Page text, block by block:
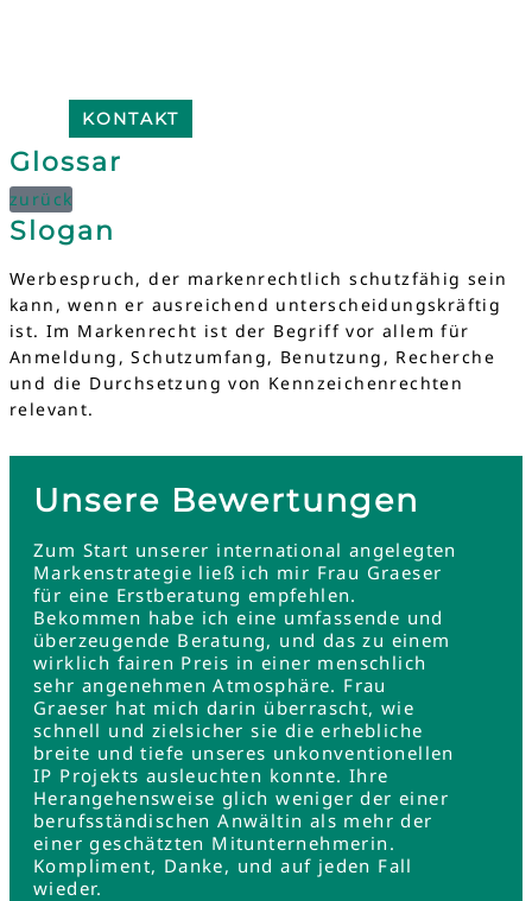
KONTAKT
Glossar
zurück
Slogan
Werbespruch, der markenrechtlich schutzfähig sein
kann, wenn er ausreichend unterscheidungskräftig
ist. Im Markenrecht ist der Begriff vor allem für
Anmeldung, Schutzumfang, Benutzung, Recherche
und die Durchsetzung von Kennzeichenrechten
relevant.
Unsere Bewertungen
Zum Start unserer international angelegten
Markenstrategie ließ ich mir Frau Graeser
für eine Erstberatung empfehlen.
Bekommen habe ich eine umfassende und
überzeugende Beratung, und das zu einem
wirklich fairen Preis in einer menschlich
sehr angenehmen Atmosphäre. Frau
Graeser hat mich darin überrascht, wie
schnell und zielsicher sie die erhebliche
breite und tiefe unseres unkonventionellen
IP Projekts ausleuchten konnte. Ihre
Herangehensweise glich weniger der einer
berufsständischen Anwältin als mehr der
einer geschätzten Mitunternehmerin.
Kompliment, Danke, und auf jeden Fall
wieder.